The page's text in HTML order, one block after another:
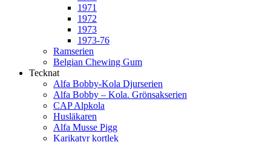
1971
1972
1973
1973-76
Ramserien
Belgian Chewing Gum
Tecknat
Alfa Bobby-Kola Djurserien
Alfa Bobby – Kola. Grönsakserien
CAP Alpkola
Husläkaren
Alfa Musse Pigg
Karikatyr kortlek